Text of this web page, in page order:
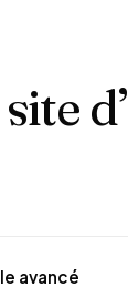
d’
avancé